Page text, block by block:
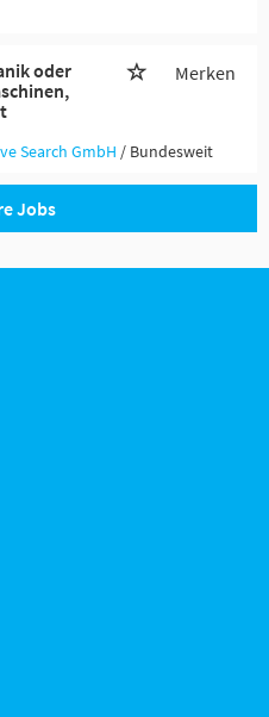
oder
Merken
Search GmbH / Bundesweit
Jobs